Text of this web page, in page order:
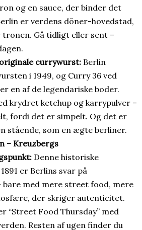
og en sauce, der binder det
er verdens döner-hovedstad,
tronen. Gå tidligt eller sent –
currywurst: Berlin
i 1949, og Curry 36 ved
en af de legendariske boder.
krydret ketchup og karrypulver –
fordi det er simpelt. Og det er
stående, som en ægte berliner.
– Kreuzbergs
Denne historiske
er Berlins svar på
bare med mere street food, mere
der skriger autenticitet.
“Street Food Thursday” med
Resten af ugen finder du